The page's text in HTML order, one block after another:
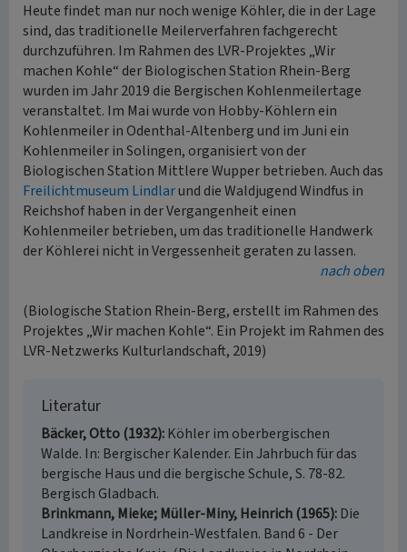
Heute findet man nur noch wenige Köhler, die in der Lage
sind, das traditionelle Meilerverfahren fachgerecht
durchzuführen. Im Rahmen des LVR-Projektes „Wir
machen Kohle“ der Biologischen Station Rhein-Berg
wurden im Jahr 2019 die Bergischen Kohlenmeilertage
veranstaltet. Im Mai wurde von Hobby-Köhlern ein
Kohlenmeiler in Odenthal-Altenberg und im Juni ein
Kohlenmeiler in Solingen, organisiert von der
Biologischen Station Mittlere Wupper betrieben. Auch das
Freilichtmuseum Lindlarund die Waldjugend Windfus in
Reichshof haben in der Vergangenheit einen
Kohlenmeiler betrieben, um das traditionelle Handwerk
der Köhlerei nicht in Vergessenheit geraten zu lassen.
nach oben
(Biologische Station Rhein-Berg, erstellt im Rahmen des
Projektes „Wir machen Kohle“. Ein Projekt im Rahmen des
LVR-Netzwerks Kulturlandschaft, 2019)
Literatur
Bäcker, Otto (1932) Köhler im oberbergischen
Walde. In: Bergischer Kalender. Ein Jahrbuch für das
bergische Haus und die bergische Schule, S. 78-82.
Bergisch Gladbach.
Brinkmann, Mieke; Müller-Miny, Heinrich (1965) Die
Landkreise in Nordrhein-Westfalen. Band 6 - Der